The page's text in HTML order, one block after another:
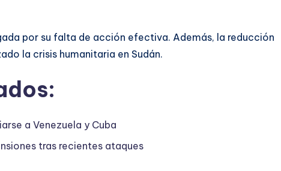
por su falta de acción efectiva. Además, la reducción
la crisis humanitaria en Sudán.
a Venezuela y Cuba
tras recientes ataques